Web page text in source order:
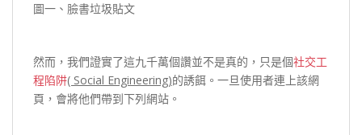
圖一、臉書垃圾貼文
然而，我們證實了這九千萬個讚並不是真的，只是個社交工
程陷阱( Social Engineering)的誘餌。一旦使用者連上該網
頁，會將他們帶到下列網站。